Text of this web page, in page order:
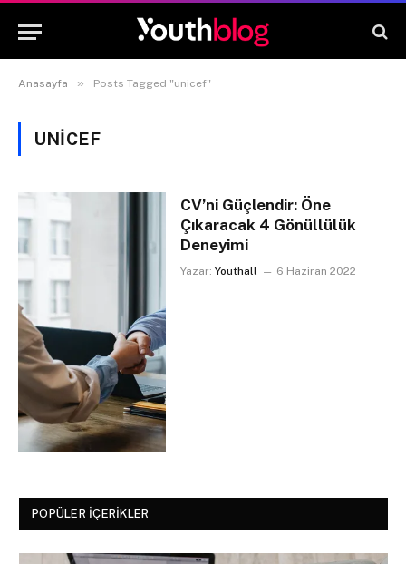
Anasayfa » Posts Tagged "unicef"
UNICEF
CV’ni Güçlendir: Öne
Çıkaracak 4 Gönüllülük
Deneyimi
Yazar: Youthall 6 Haziran 2022
POPÜLER İÇERIKLER